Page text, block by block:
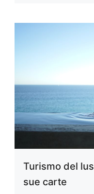
Turismo del
sue carte